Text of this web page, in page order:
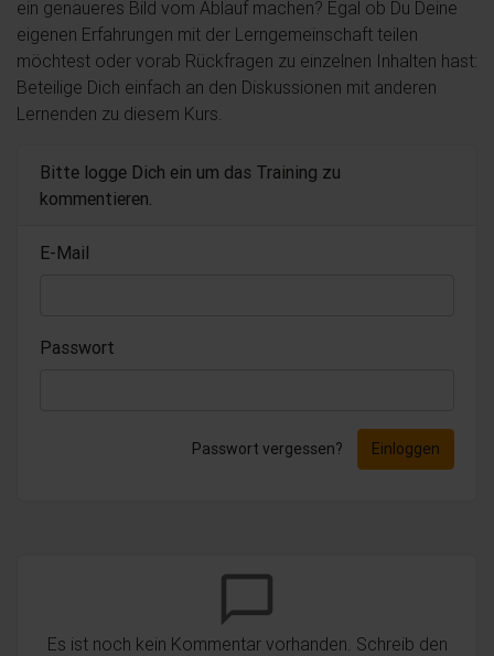
ein genaueres Bild vom Ablauf machen? Egal ob Du Deine
eigenen Erfahrungen mit der Lerngemeinschaft teilen
möchtest oder vorab Rückfragen zu einzelnen Inhalten hast:
Beteilige Dich einfach an den Diskussionen mit anderen
Lernenden zu diesem Kurs.
Bitte logge Dich ein um das Training zu
kommentieren.
E-Mail
Passwort
Passwort vergessen? Einloggen
chat_bubble_outline
Es ist noch kein Kommentar vorhanden. Schreib den